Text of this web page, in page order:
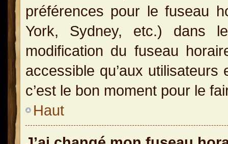
préférences pour le fuseau
York, Sydney, etc.) dans
modification du fuseau
accessible qu’aux
c’est le bon moment pour le
Haut